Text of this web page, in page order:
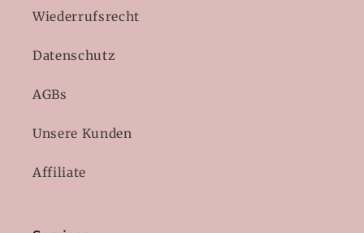
Wiederrufsrecht
Datenschutz
AGBs
Unsere Kunden
Affiliate